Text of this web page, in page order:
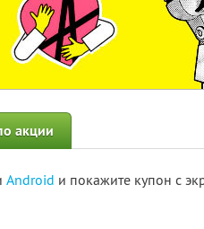
акции
Android и покажите купон с